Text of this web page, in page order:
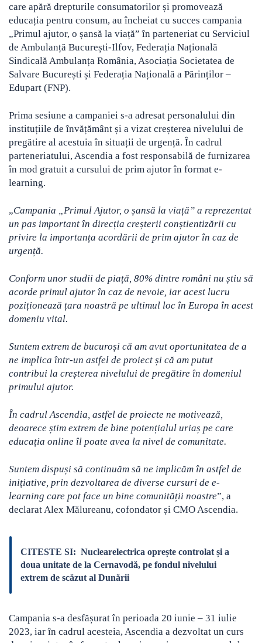
care apără drepturile consumatorilor și promovează
educația pentru consum, au încheiat cu succes campania
„Primul ajutor, o șansă la viață” în parteneriat cu Serviciul
de Ambulanță București-Ilfov, Federația Națională
Sindicală Ambulanța România, Asociația Societatea de
Salvare București și Federația Națională a Părinților –
Edupart (FNP).
Prima sesiune a campaniei s-a adresat personalului din
instituțiile de învățământ și a vizat creșterea nivelului de
pregătire al acestuia în situații de urgență. În cadrul
parteneriatului, Ascendia a fost responsabilă de furnizarea
în mod gratuit a cursului de prim ajutor în format e-
learning.
„Campania „Primul Ajutor, o șansă la viață” a reprezentat
un pas important în direcția creșterii conștientizării cu
privire la importanța acordării de prim ajutor în caz de
urgență.
Conform unor studii de piață, 80% dintre români nu știu să
acorde primul ajutor în caz de nevoie, iar acest lucru
poziționează țara noastră pe ultimul loc în Europa în acest
domeniu vital.
Suntem extrem de bucuroși că am avut oportunitatea de a
ne implica într-un astfel de proiect și că am putut
contribui la creșterea nivelului de pregătire în domeniul
primului ajutor.
În cadrul Ascendia, astfel de proiecte ne motivează,
deoarece știm extrem de bine potențialul uriaș pe care
educația online îl poate avea la nivel de comunitate.
Suntem dispuși să continuăm să ne implicăm în astfel de
inițiative, prin dezvoltarea de diverse cursuri de e-
learning care pot face un bine comunității noastre”, a
declarat Alex Mălureanu, cofondator și CMO Ascendia.
CITESTE SI: Nuclearelectrica oprește controlat și a
doua unitate de la Cernavodă, pe fondul nivelului
extrem de scăzut al Dunării
Campania s-a desfășurat în perioada 20 iunie – 31 iulie
2023, iar în cadrul acesteia, Ascendia a dezvoltat un curs